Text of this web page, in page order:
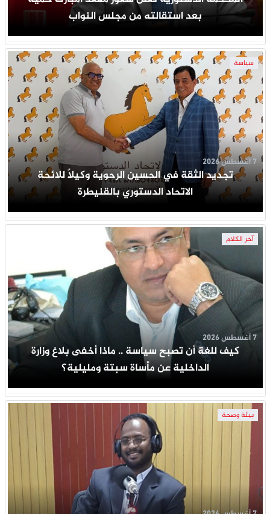
بعد استقالته من مجلس النواب
سياسة
تجديد الثقة في الحسين الرحوية وكيلاً للائحة
الاتحاد الدستوري بالقنيطرة
7 أغسطس 2026
آخر الكلام
كيف للغة أن تصبح سياسة .. ماذا أخفى بلاغ وزارة
الداخلية عن مأساة سبتة ومليلية؟
7 أغسطس 2026
بيئة وصحة